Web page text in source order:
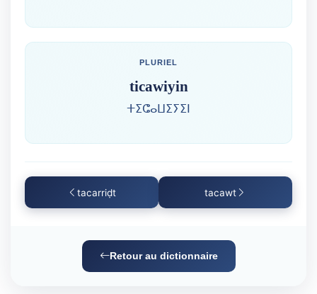
PLURIEL
ticawiyin
ⵜⵉⵛⴰⵡⵉⵢⵉⵏ
tacarriḍt tacawt
Retour au dictionnaire